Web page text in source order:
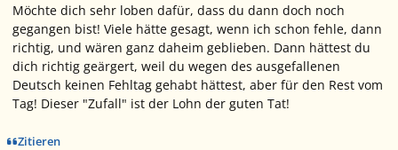
Möchte dich sehr loben dafür, dass du dann doch noch
gegangen bist! Viele hätte gesagt, wenn ich schon fehle, dann
richtig, und wären ganz daheim geblieben. Dann hättest du
dich richtig geärgert, weil du wegen des ausgefallenen
Deutsch keinen Fehltag gehabt hättest, aber für den Rest vom
Tag! Dieser "Zufall" ist der Lohn der guten Tat!
Zitieren